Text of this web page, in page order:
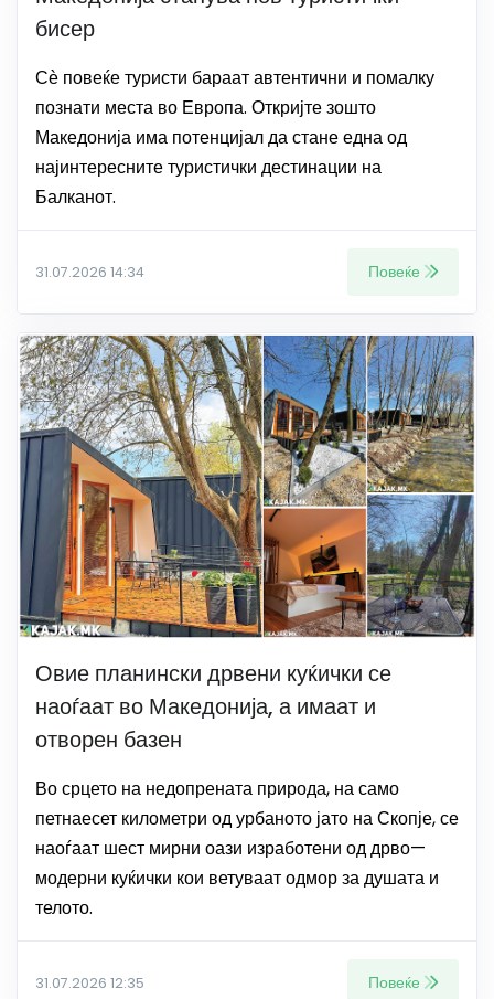
бисер
Сѐ повеќе туристи бараат автентични и помалку
познати места во Европа. Откријте зошто
Македонија има потенцијал да стане една од
најинтересните туристички дестинации на
Балканот.
31.07.2026 14:34 Повеќе
Овие планински дрвени куќички се
наоѓаат во Македонија, а имаат и
отворен базен
Во срцето на недопрената природа, на само
петнаесет километри од урбаното јато на Скопје, се
наоѓаат шест мирни оази изработени од дрво—
модерни куќички кои ветуваат одмор за душата и
телото.
31.07.2026 12:35 Повеќе